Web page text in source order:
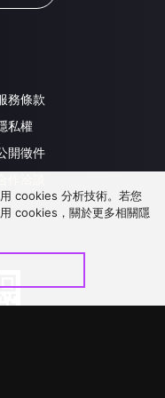
務條款
私權
開徵件
cookies 分析技術。若您
cookies，關於更多相關隱